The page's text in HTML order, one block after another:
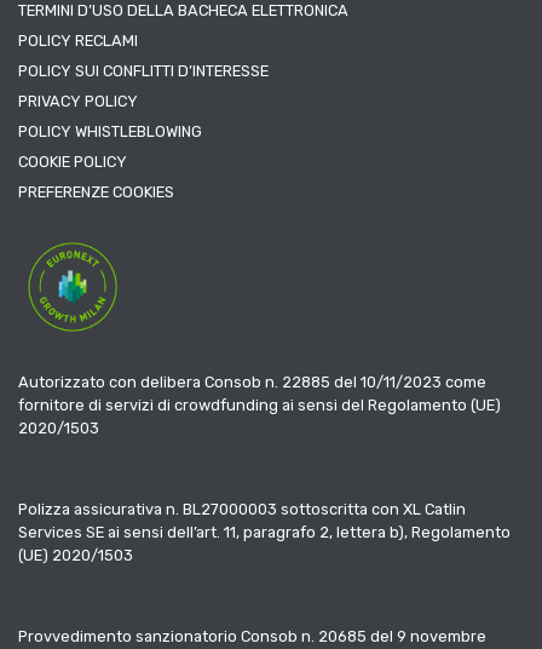
TERMINI D’USO DELLA BACHECA ELETTRONICA
POLICY RECLAMI
POLICY SUI CONFLITTI D’INTERESSE
PRIVACY POLICY
POLICY WHISTLEBLOWING
COOKIE POLICY
PREFERENZE COOKIES
Autorizzato con delibera Consob n. 22885 del 10/11/2023 come
fornitore di servizi di crowdfunding ai sensi del Regolamento (UE)
2020/1503
Polizza assicurativa n. BL27000003 sottoscritta con XL Catlin
Services SE ai sensi dell’art. 11, paragrafo 2, lettera b), Regolamento
(UE) 2020/1503
Provvedimento sanzionatorio Consob n. 20685 del 9 novembre